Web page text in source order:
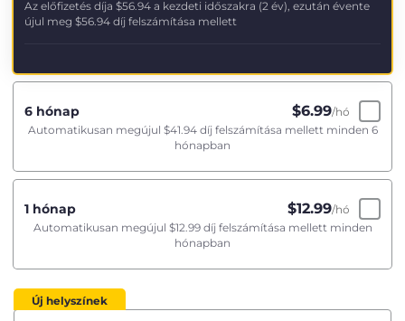
Az előfizetés díja $56.94 a kezdeti időszakra (2 év), ezután évente
újul meg $56.94 díj felszámítása mellett
6 hónap $6.99/hó
Automatikusan megújul $41.94díj felszámítása mellett minden 6
hónapban
1 hónap $12.99/hó
Automatikusan megújul $12.99díj felszámítása mellett minden
hónapban
Új helyszínek